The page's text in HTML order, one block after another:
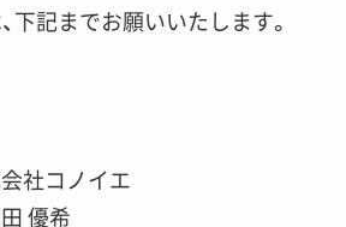
下記までお願いいたします。
社コノイエ
優希